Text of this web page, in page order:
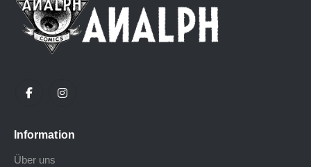
Information
Über uns